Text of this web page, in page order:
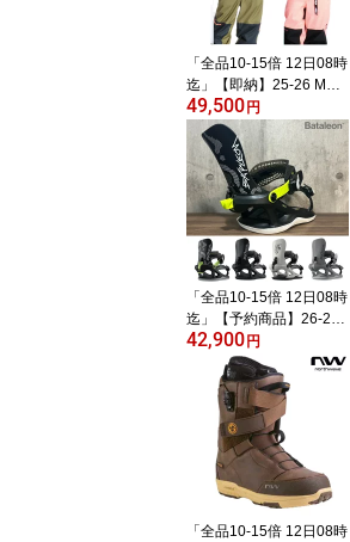
「全品10-15倍 12日08時
迄」【即納】25-26 MOU
NTAIN ROCK STAR ジャ
ケット パンツ 2点セット:
正規品/ユニセックス/ス
ノーボードウエア/マウン
テンロックスター/snow
49,500 円
「全品10-15倍 12日08時
迄」【予約商品】26-27
BATALEON バインディ
ング GHOST FASE: 正規
品/メンズ/バタレオン/バ
タリオン/金具/スノボ
42,900 円
「全品10-15倍 12日08時